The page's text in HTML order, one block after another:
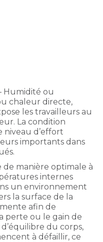
Humidité ou
chaleur directe,
les travailleurs au
La condition
d’effort
importants dans
manière optimale à
internes
un environnement
la surface de la
afin de
perte ou le gain de
du corps,
à défaillir, ce